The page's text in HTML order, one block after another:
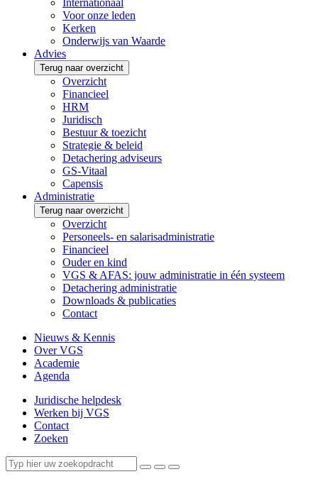
Voor onze leden
Kerken
Onderwijs van Waarde
Advies
Terug naar overzicht
Overzicht
Financieel
HRM
Juridisch
Bestuur & toezicht
Strategie & beleid
Detachering adviseurs
GS-Vitaal
Capensis
Administratie
Terug naar overzicht
Overzicht
Personeels- en salarisadministratie
Financieel
Ouder en kind
VGS & AFAS: jouw administratie in één systeem
Detachering administratie
Downloads & publicaties
Contact
Nieuws & Kennis
Over VGS
Academie
Agenda
Juridische helpdesk
Werken bij VGS
Contact
Zoeken